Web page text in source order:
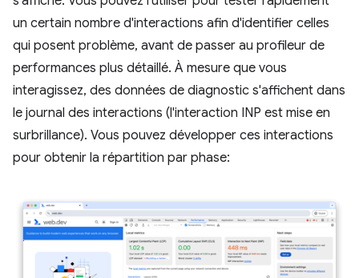
un certain nombre d'interactions afin d'identifier celles
qui posent problème, avant de passer au profileur de
performances plus détaillé. À mesure que vous
interagissez, des données de diagnostic s'affichent dans
le journal des interactions (l'interaction INP est mise en
surbrillance). Vous pouvez développer ces interactions
pour obtenir la répartition par phase: